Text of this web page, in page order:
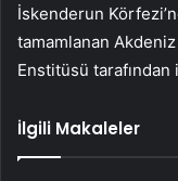
İskenderun
tamamlanan
Enstitüsü
İlgili Makaleler